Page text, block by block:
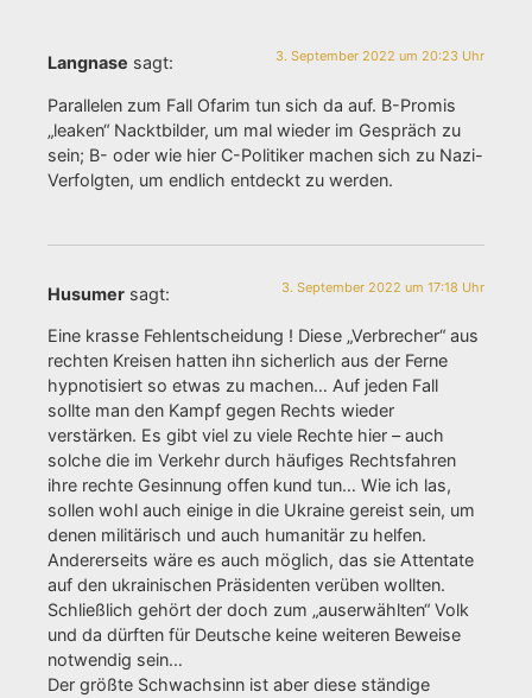
Langnase sagt: 3. September 2022 um 20:23 Uhr
Parallelen zum Fall Ofarim tun sich da auf. B-Promis
„leaken“ Nacktbilder, um mal wieder im Gespräch zu
sein; B- oder wie hier C-Politiker machen sich zu Nazi-
Verfolgten, um endlich entdeckt zu werden.
Husumer sagt: 3. September 2022 um 17:18 Uhr
Eine krasse Fehlentscheidung ! Diese „Verbrecher“ aus
rechten Kreisen hatten ihn sicherlich aus der Ferne
hypnotisiert so etwas zu machen… Auf jeden Fall
sollte man den Kampf gegen Rechts wieder
verstärken. Es gibt viel zu viele Rechte hier – auch
solche die im Verkehr durch häufiges Rechtsfahren
ihre rechte Gesinnung offen kund tun… Wie ich las,
sollen wohl auch einige in die Ukraine gereist sein, um
denen militärisch und auch humanitär zu helfen.
Andererseits wäre es auch möglich, das sie Attentate
auf den ukrainischen Präsidenten verüben wollten.
Schließlich gehört der doch zum „auserwählten“ Volk
und da dürften für Deutsche keine weiteren Beweise
notwendig sein…
Der größte Schwachsinn ist aber diese ständige